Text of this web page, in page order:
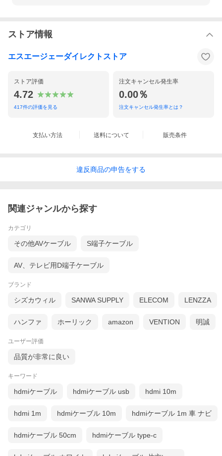
ストア情報
エスエージェーダイレクトストア
ストア評価
4.72
417件の評価を見る
注文キャンセル発生率
0.00％
注文キャンセル発生率とは？
支払い方法 送料について 販売条件
違反商品の申告をする
関連ジャンルから探す
カテゴリ
その他AVケーブル S端子ケーブル
AV、テレビ用D端子ケーブル
ブランド
シズカウィル SANWA SUPPLY ELECOM LENZZA
ハンファ ホーリック amazon VENTION 明誠
ユーザー評価
品質が非常に良い
キーワード
hdmiケーブル hdmiケーブル usb hdmi 10m
hdmi 1m hdmiケーブル 10m hdmiケーブル 1m 車 ナビ
hdmiケーブル 50cm hdmiケーブル type-c